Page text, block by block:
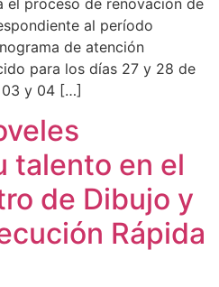
al período
de atención
para los días 27 y 28 de
03 y 04 […]
talento en el
de Dibujo y
Rápida